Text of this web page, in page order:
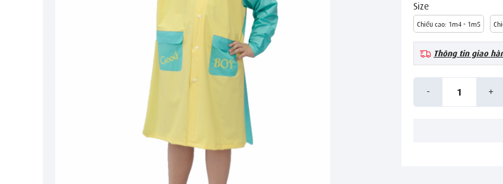
Size
Chiều cao: 1m4 - 1m5
Thông tin giao
- 1 +